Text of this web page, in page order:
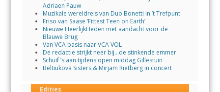
Adriaen Pauw
Muzikale wereldreis van Duo Bonetti in ’t Trefpunt
Friso van Saase ‘Fittest Teen on Earth’
Nieuwe HeerlijkHeden met aandacht voor de
Blauwe Brug
Van VCA basis naar VCA VOL
De redactie strijkt neer bij…de stinkende emmer
Schuif ’s aan tijdens open middag Gillestuin
Beltiukova Sisters & Mirjam Rietberg in concert
Edities